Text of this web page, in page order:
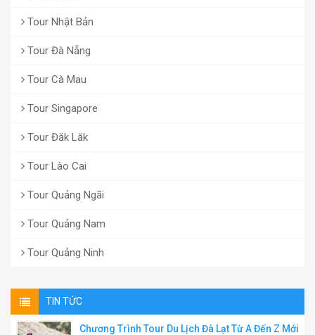
Tour Nhật Bản
Tour Đà Nẵng
Tour Cà Mau
Tour Singapore
Tour Đăk Lăk
Tour Lào Cai
Tour Quảng Ngãi
Tour Quảng Nam
Tour Quảng Ninh
TIN TỨC
Chương Trình Tour Du Lịch Đà Lạt Từ A Đến Z Mới